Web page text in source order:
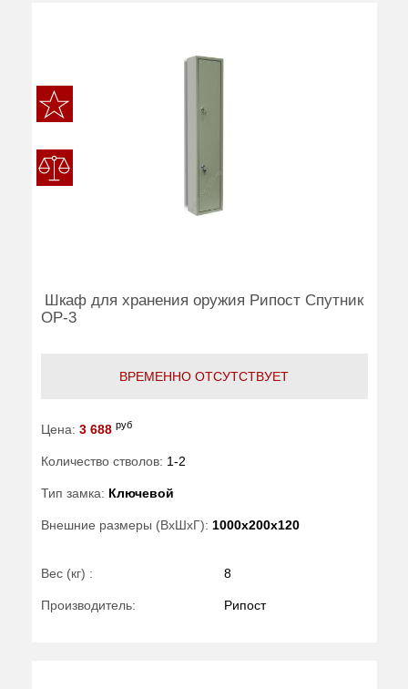
Шкаф для хранения оружия Рипост Спутник
ОР-3
ВРЕМЕННО ОТСУТСТВУЕТ
Цена: 3 688 руб
Количество стволов: 1-2
Тип замка: Ключевой
Внешние размеры (ВхШхГ): 1000x200x120
Вес (кг) : 8
Производитель: Рипост